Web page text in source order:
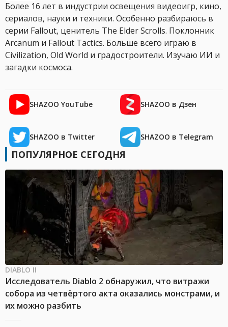
Более 16 лет в индустрии освещения видеоигр, кино,
сериалов, науки и техники. Особенно разбираюсь в
серии Fallout, ценитель The Elder Scrolls. Поклонник
Arcanum и Fallout Tactics. Больше всего играю в
Civilization, Old World и градостроители. Изучаю ИИ и
загадки космоса.
SHAZOO YouTube SHAZOO в Дзен
SHAZOO в Twitter SHAZOO в Telegram
ПОПУЛЯРНОЕ СЕГОДНЯ
DIABLO II
Исследователь Diablo 2 обнаружил, что витражи
собора из четвёртого акта оказались монстрами, и
их можно разбить